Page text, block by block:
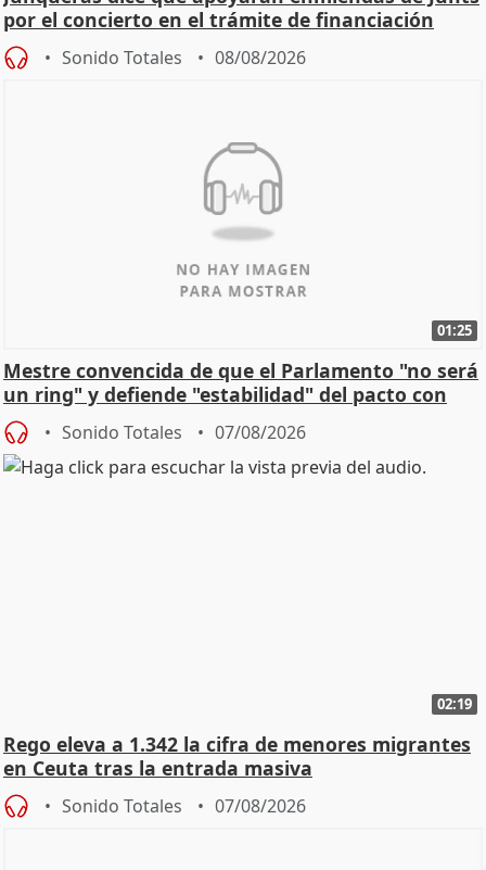
por el concierto en el trámite de financiación
Sonido Totales 08/08/2026
01:25
Mestre convencida de que el Parlamento "no será
un ring" y defiende "estabilidad" del pacto con
Vox
Sonido Totales 07/08/2026
02:19
Rego eleva a 1.342 la cifra de menores migrantes
en Ceuta tras la entrada masiva
Sonido Totales 07/08/2026